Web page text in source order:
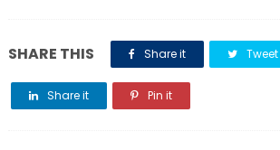
SHARE THIS Share it Tweet
Share it Pin it